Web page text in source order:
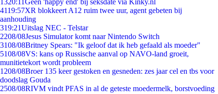
1320:11Geen 'happy end' bij seksdate via Kinky.nl
4119:57XR blokkeert A12 ruim twee uur, agent gebeten bij
aanhouding
319:21Uitslag NEC - Telstar
2208/08Jesus Simulator komt naar Nintendo Switch
3108/08Britney Spears: "Ik geloof dat ik heb gefaald als moeder"
5108/08VS: kans op Russische aanval op NAVO-land groeit,
munitietekort wordt probleem
1208/08Broer 135 keer gestoken en gesneden: zes jaar cel en tbs voor
doodslag Gouda
2508/08RIVM vindt PFAS in al de geteste moedermelk, borstvoeding